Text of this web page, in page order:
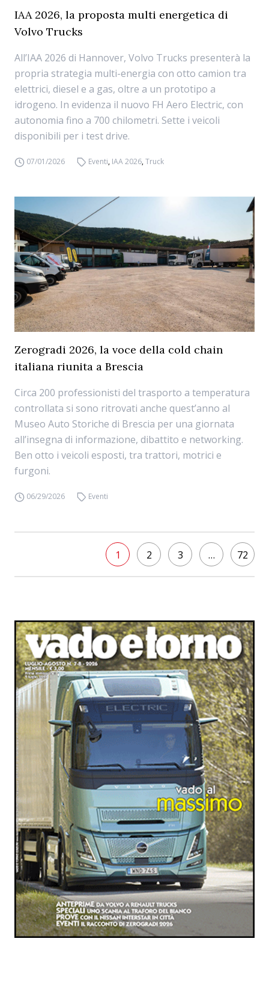
IAA 2026, la proposta multi energetica di
Volvo Trucks
All’IAA 2026 di Hannover, Volvo Trucks presenterà la
propria strategia multi-energia con otto camion tra
elettrici, diesel e a gas, oltre a un prototipo a
idrogeno. In evidenza il nuovo FH Aero Electric, con
autonomia fino a 700 chilometri. Sette i veicoli
disponibili per i test drive.
07/01/2026 Eventi, IAA 2026,Truck
Zerogradi 2026, la voce della cold chain
italiana riunita a Brescia
Circa 200 professionisti del trasporto a temperatura
controllata si sono ritrovati anche quest’anno al
Museo Auto Storiche di Brescia per una giornata
all’insegna di informazione, dibattito e networking.
Ben otto i veicoli esposti, tra trattori, motrici e
furgoni.
06/29/2026 Eventi
1 2 3 … 72